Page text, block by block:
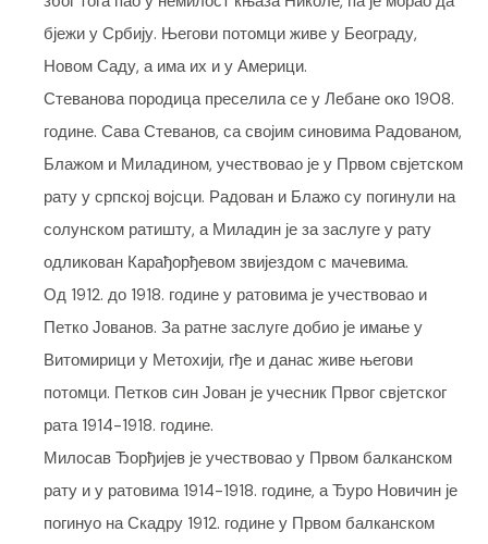
бјежи у Србију. Његови потомци живе у Београду,
Новом Саду, а има их и у Америци.
Стеванова породица преселила се у Лебане око 1908.
године. Сава Стеванов, са својим синовима Радованом,
Блажом и Миладином, учествовао је у Првом свјетском
рату у српској војсци. Радован и Блажо су погинули на
солунском ратишту, а Миладин је за заслуге у рату
одликован Карађорђевом звијездом с мачевима.
Од 1912. до 1918. године у ратовима је учествовао и
Петко Јованов. За ратне заслуге добио је имање у
Витомирици у Метохији, гђе и данас живе његови
потомци. Петков син Јован је учесник Првог свјетског
рата 1914-1918. године.
Милосав Ђорђијев је учествовао у Првом балканском
рату и у ратовима 1914-1918. године, а Ђуро Новичин је
погинуо на Скадру 1912. године у Првом балканском